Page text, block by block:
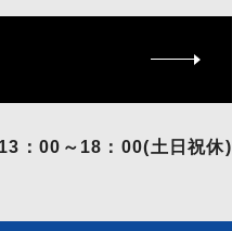
：00～18：00(土日祝休)